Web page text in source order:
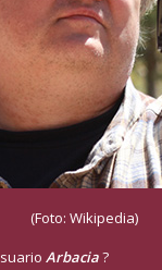
(Foto: Wikipedia)
Arbacia?